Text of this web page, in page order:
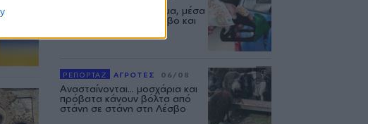
Φωτιά πήραν τα καυσιμα, μέσα
στον Αύγουστο σε Λέσβο και
ΡΕΠΟΡΤΑΖ ΑΓΡΟΤΕΣ 06/08
Ανασταίνονται... μοσχάρια και
πρόβατα κάνουν βόλτα από
στάνη σε στάνη στη Λέσβο